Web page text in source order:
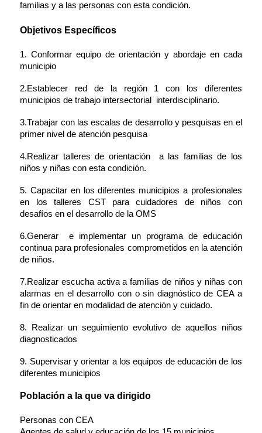
familias y a las personas con esta condición.
Objetivos Específicos
1.Conformar equipo de orientación y abordaje en cada
municipio
2.Establecer red de la región 1 con los diferentes
municipios de trabajo intersectorial interdisciplinario.
3.Trabajar con las escalas de desarrollo y pesquisas en el
primer nivel de atención pesquisa
4.Realizar talleres de orientación a las familias de los
niños y niñas con esta condición.
5.Capacitar en los diferentes municipios a profesionales
en los talleres CST para cuidadores de niños con
desafíos en el desarrollo de la OMS
6.Generar e implementar un programa de educación
continua para profesionales comprometidos en la atención
de niños.
7.Realizar escucha activa a familias de niños y niñas con
alarmas en el desarrollo con o sin diagnóstico de CEA a
fin de orientar en modalidad de atención y cuidado.
8. Realizar un seguimiento evolutivo de aquellos niños
diagnosticados
9. Supervisar y orientar a los equipos de educación de los
diferentes municipios
Población a la que va dirigido
Personas con CEA